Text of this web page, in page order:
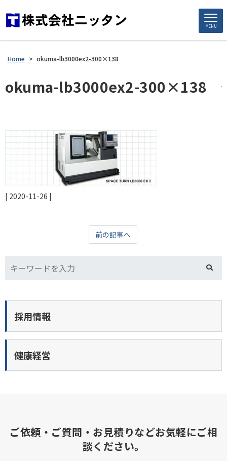
MENU
Home > okuma-lb3000ex2-300×138
okuma-lb3000ex2-300×138
| 2020-11-26 |
前の記事へ
採用情報
健康経営
ご依頼・ご質問・お見積りなどお気軽にご相
談ください。